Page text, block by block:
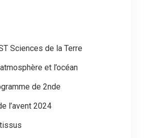
Sciences de la Terre
et l’océan
de 2nde
l’avent 2024